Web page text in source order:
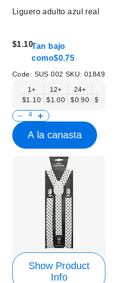
Liguero adulto azul real
$1.10Tan bajo
como$0.75
Code: SUS 002 SKU:01849
1+
$1.10
12+
$1.00
24+
$0.90
$0.75
A la canasta
Show Product
Info